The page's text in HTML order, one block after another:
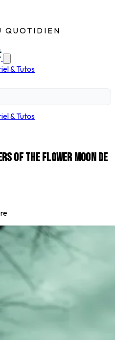
QUOTIDIEN
& Tutos
& Tutos
of the Flower Moon de